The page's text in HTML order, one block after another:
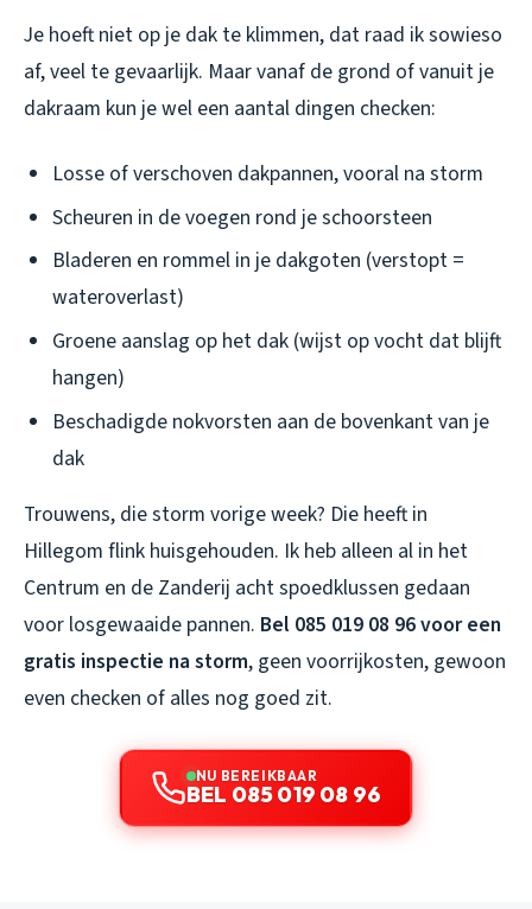
Je hoeft niet op je dak te klimmen, dat raad ik sowieso
af, veel te gevaarlijk. Maar vanaf de grond of vanuit je
dakraam kun je wel een aantal dingen checken:
Losse of verschoven dakpannen, vooral na storm
Scheuren in de voegen rond je schoorsteen
Bladeren en rommel in je dakgoten (verstopt =
wateroverlast)
Groene aanslag op het dak (wijst op vocht dat blijft
hangen)
Beschadigde nokvorsten aan de bovenkant van je
dak
Trouwens, die storm vorige week? Die heeft in
Hillegom flink huisgehouden. Ik heb alleen al in het
Centrum en de Zanderij acht spoedklussen gedaan
voor losgewaaide pannen. Bel 085 019 08 96 voor een
gratis inspectie na storm, geen voorrijkosten, gewoon
even checken of alles nog goed zit.
NU BEREIKBAAR
BEL 085 019 08 96